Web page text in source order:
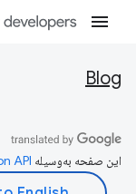
Blog
این صفحه به‌وسیله